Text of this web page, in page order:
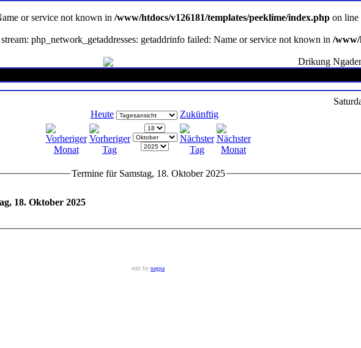
or service not known in /www/htdocs/v126181/templates/peeklime/index.php on line
php_network_getaddresses: getaddrinfo failed: Name or service not known in /www/
Drikung
Heute
Zukünftig
Termine für Samstag, 18. Oktober 2025
18. Oktober 2025
edit by nagpa